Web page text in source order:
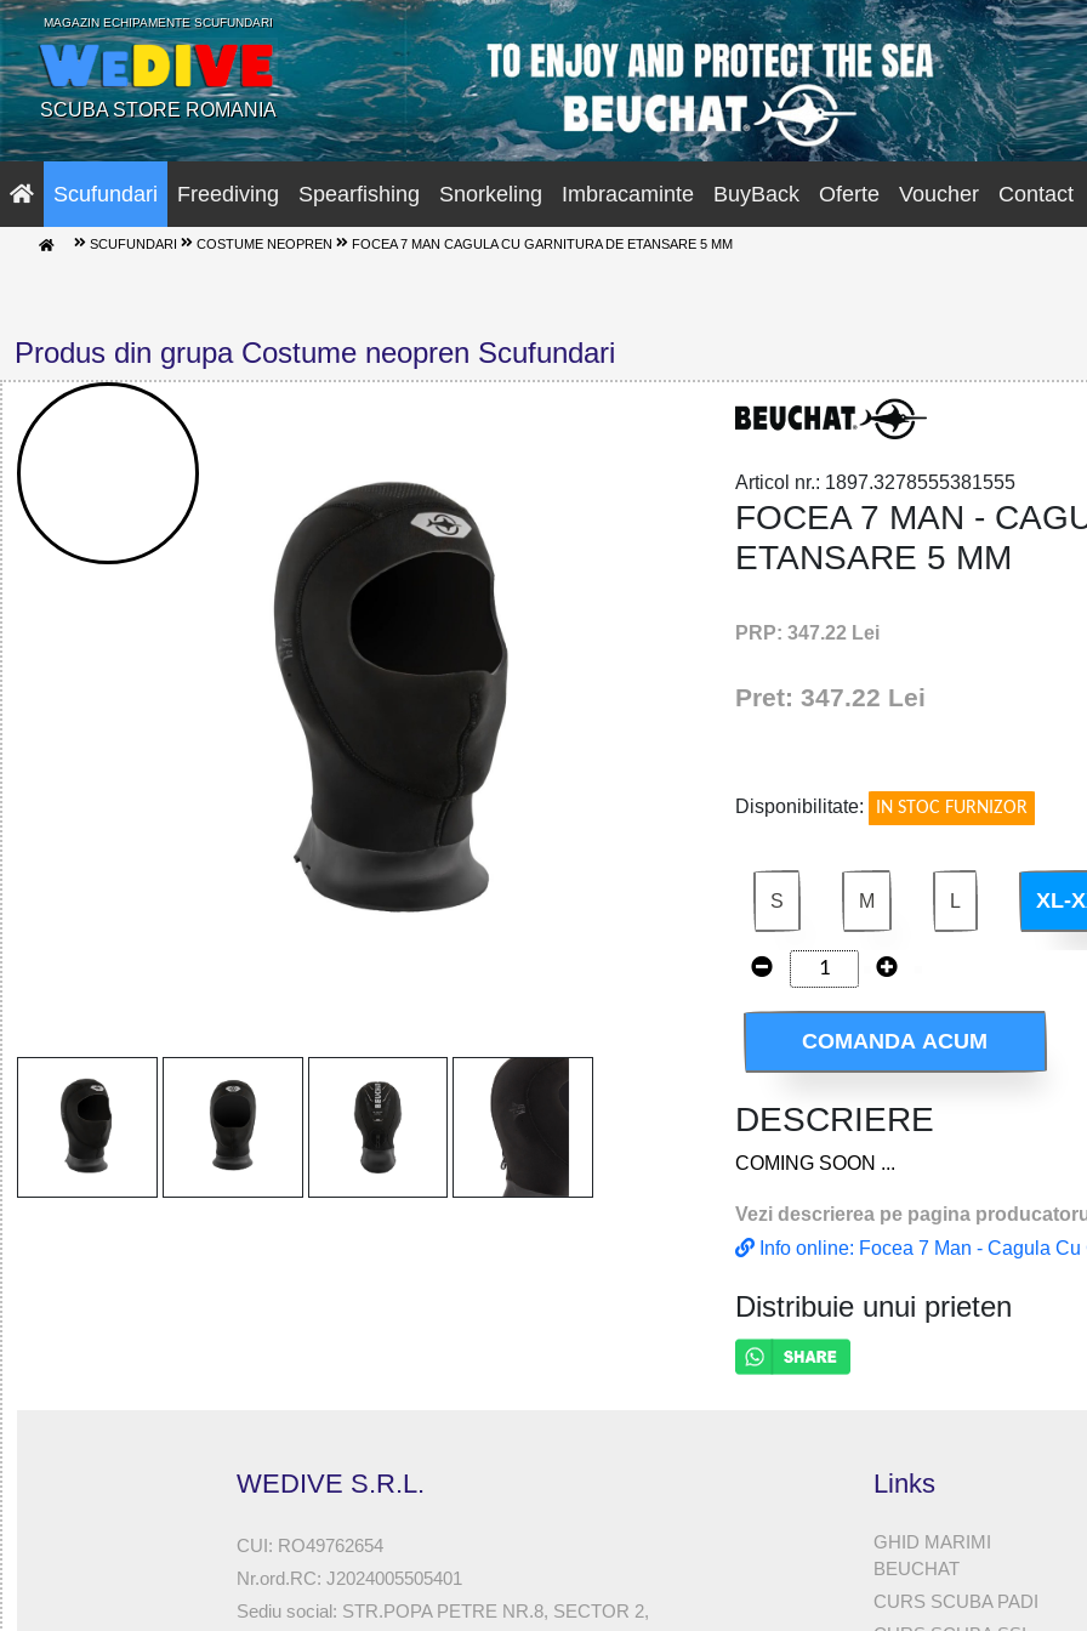
MAGAZIN ECHIPAMENTE SCUFUNDARI
SCUBA STORE ROMANIA
Scufundari Freediving Spearfishing Snorkeling Imbracaminte BuyBack Oferte Voucher Contact
SCUFUNDARI COSTUME NEOPREN FOCEA 7 MAN CAGULA CU GARNITURA DE ETANSARE 5 MM
Produs din grupa Costume neopren Scufundari
Articol nr.: 1897.3278555381555
FOCEA 7 MAN -
ETANSARE 5 MM
PRP: 347.22 Lei
Pret: 347.22 Lei
Disponibilitate: IN STOC FURNIZOR
S M L XL-
COMANDA ACUM
DESCRIERE
COMING SOON ...
Vezi descrierea pe pagina
Info online: Focea 7 Man - Cagula
Distribuie unui prieten
WEDIVE S.R.L.
CUI: RO49762654
Nr.ord.RC: J2024005505401
Sediu social: STR.POPA PETRE NR.8, SECTOR 2,
Links
GHID MARIMI
BEUCHAT
CURS SCUBA PADI